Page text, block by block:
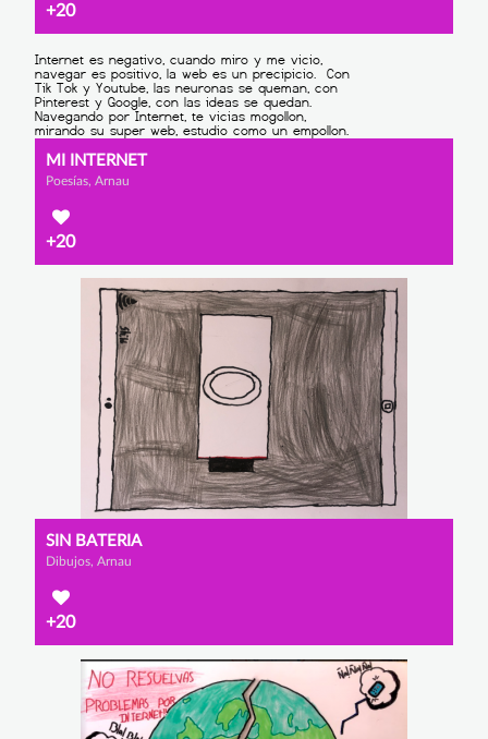
+20
MI INTERNET
Poesías, Arnau
+20
SIN BATERIA
Dibujos, Arnau
+20